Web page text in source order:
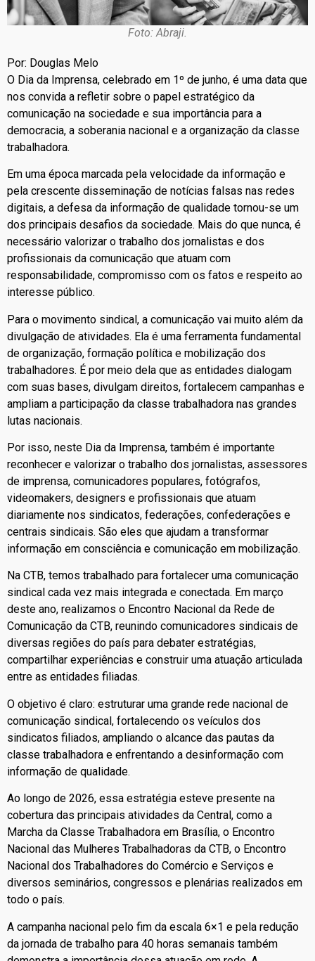
Foto: Abraji.
Por: Douglas Melo
O Dia da Imprensa, celebrado em 1º de junho, é uma data que
nos convida a refletir sobre o papel estratégico da
comunicação na sociedade e sua importância para a
democracia, a soberania nacional e a organização da classe
trabalhadora.
Em uma época marcada pela velocidade da informação e
pela crescente disseminação de notícias falsas nas redes
digitais, a defesa da informação de qualidade tornou-se um
dos principais desafios da sociedade. Mais do que nunca, é
necessário valorizar o trabalho dos jornalistas e dos
profissionais da comunicação que atuam com
responsabilidade, compromisso com os fatos e respeito ao
interesse público.
Para o movimento sindical, a comunicação vai muito além da
divulgação de atividades. Ela é uma ferramenta fundamental
de organização, formação política e mobilização dos
trabalhadores. É por meio dela que as entidades dialogam
com suas bases, divulgam direitos, fortalecem campanhas e
ampliam a participação da classe trabalhadora nas grandes
lutas nacionais.
Por isso, neste Dia da Imprensa, também é importante
reconhecer e valorizar o trabalho dos jornalistas, assessores
de imprensa, comunicadores populares, fotógrafos,
videomakers, designers e profissionais que atuam
diariamente nos sindicatos, federações, confederações e
centrais sindicais. São eles que ajudam a transformar
informação em consciência e comunicação em mobilização.
Na CTB, temos trabalhado para fortalecer uma comunicação
sindical cada vez mais integrada e conectada. Em março
deste ano, realizamos o Encontro Nacional da Rede de
Comunicação da CTB, reunindo comunicadores sindicais de
diversas regiões do país para debater estratégias,
compartilhar experiências e construir uma atuação articulada
entre as entidades filiadas.
O objetivo é claro: estruturar uma grande rede nacional de
comunicação sindical, fortalecendo os veículos dos
sindicatos filiados, ampliando o alcance das pautas da
classe trabalhadora e enfrentando a desinformação com
informação de qualidade.
Ao longo de 2026, essa estratégia esteve presente na
cobertura das principais atividades da Central, como a
Marcha da Classe Trabalhadora em Brasília, o Encontro
Nacional das Mulheres Trabalhadoras da CTB, o Encontro
Nacional dos Trabalhadores do Comércio e Serviços e
diversos seminários, congressos e plenárias realizados em
todo o país.
A campanha nacional pelo fim da escala 6×1 e pela redução
da jornada de trabalho para 40 horas semanais também